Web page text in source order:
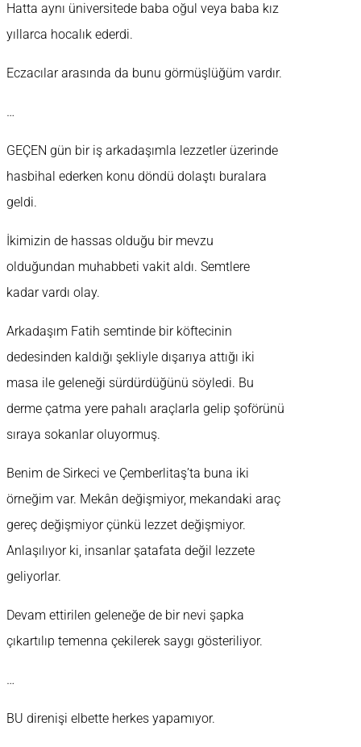
Hatta aynı üniversitede baba oğul veya baba kız
yıllarca hocalık ederdi.
Eczacılar arasında da bunu görmüşlüğüm vardır.
…
GEÇEN gün bir iş arkadaşımla lezzetler üzerinde
hasbihal ederken konu döndü dolaştı buralara
geldi.
İkimizin de hassas olduğu bir mevzu
olduğundan muhabbeti vakit aldı. Semtlere
kadar vardı olay.
Arkadaşım Fatih semtinde bir köftecinin
dedesinden kaldığı şekliyle dışarıya attığı iki
masa ile geleneği sürdürdüğünü söyledi. Bu
derme çatma yere pahalı araçlarla gelip şoförünü
sıraya sokanlar oluyormuş.
Benim de Sirkeci ve Çemberlitaş’ta buna iki
örneğim var. Mekân değişmiyor, mekandaki araç
gereç değişmiyor çünkü lezzet değişmiyor.
Anlaşılıyor ki, insanlar şatafata değil lezzete
geliyorlar.
Devam ettirilen geleneğe de bir nevi şapka
çıkartılıp temenna çekilerek saygı gösteriliyor.
…
BU direnişi elbette herkes yapamıyor.